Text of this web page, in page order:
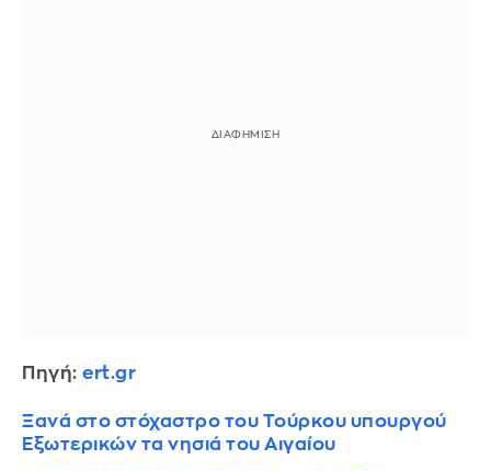
Πηγή: ert.gr
Ξανά στο στόχαστρο του Τούρκου υπουργού
Εξωτερικών τα νησιά του Αιγαίου